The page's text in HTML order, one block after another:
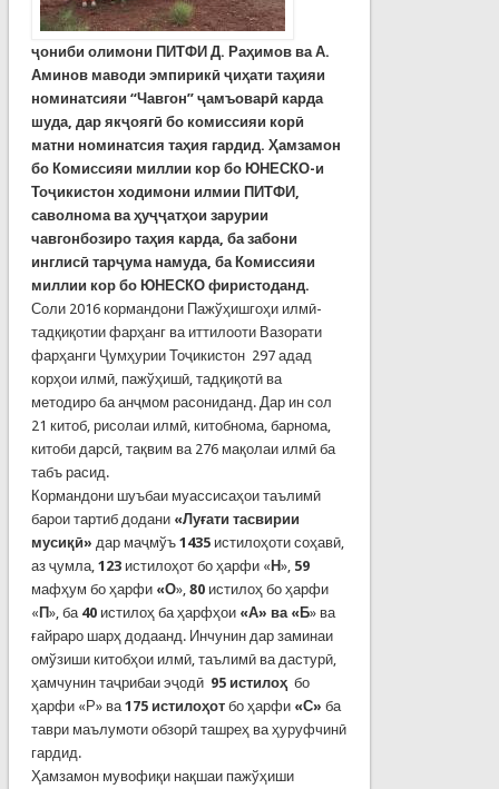
ҷониби олимони ПИТФИ Д. Раҳимов ва А.
Аминов маводи эмпирикӣ ҷиҳати таҳияи
номинатсияи “Чавгон” ҷамъоварӣ карда
шуда, дар якҷоягӣ бо комиссияи корӣ
матни номинатсия таҳия гардид. Ҳамзамон
бо Комиссияи миллии кор бо ЮНЕСКО-и
Тоҷикистон ходимони илмии ПИТФИ,
саволнома ва ҳуҷҷатҳои зарурии
чавгонбозиро таҳия карда, ба забони
инглисӣ тарҷума намуда, ба Комиссияи
миллии кор бо ЮНЕСКО фиристоданд.
Соли 2016 кормандони Пажўҳишгоҳи илмӣ-
тадқиқотии фарҳанг ва иттилооти Вазорати
фарҳанги Ҷумҳурии Тоҷикистон 297 адад
корҳои илмӣ, пажўҳишӣ, тадқиқотӣ ва
методиро ба анҷмом расониданд. Дар ин сол
21 китоб, рисолаи илмӣ, китобнома, барнома,
китоби дарсӣ, тақвим ва 276 мақолаи илмӣ ба
табъ расид.
Кормандони шуъбаи муассисаҳои таълимӣ
барои тартиб додани «Луғати тасвирии
мусиқӣ» дар маҷмўъ 1435истилоҳоти соҳавӣ,
аз ҷумла, 123 истилоҳот бо ҳарфи «Н», 59
мафҳум бо ҳарфи «О», 80 истилоҳ бо ҳарфи
«П», ба 40истилоҳ ба ҳарфҳои «А» ва «Б» ва
ғайраро шарҳ додаанд. Инчунин дар заминаи
омўзиши китобҳои илмӣ, таълимӣ ва дастурӣ,
ҳамчунин таҷрибаи эҷодӣ 95 истилоҳбо
ҳарфи «Р» ва 175 истилоҳотбо ҳарфи «С» ба
таври маълумоти обзорӣ ташреҳ ва ҳуруфчинӣ
гардид.
Ҳамзамон мувофиқи нақшаи пажўҳиши